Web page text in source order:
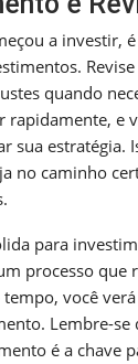
a investir,
quando
e
sua estratégia.
no caminho
para
processo que
você
Lembre-se
é a chave